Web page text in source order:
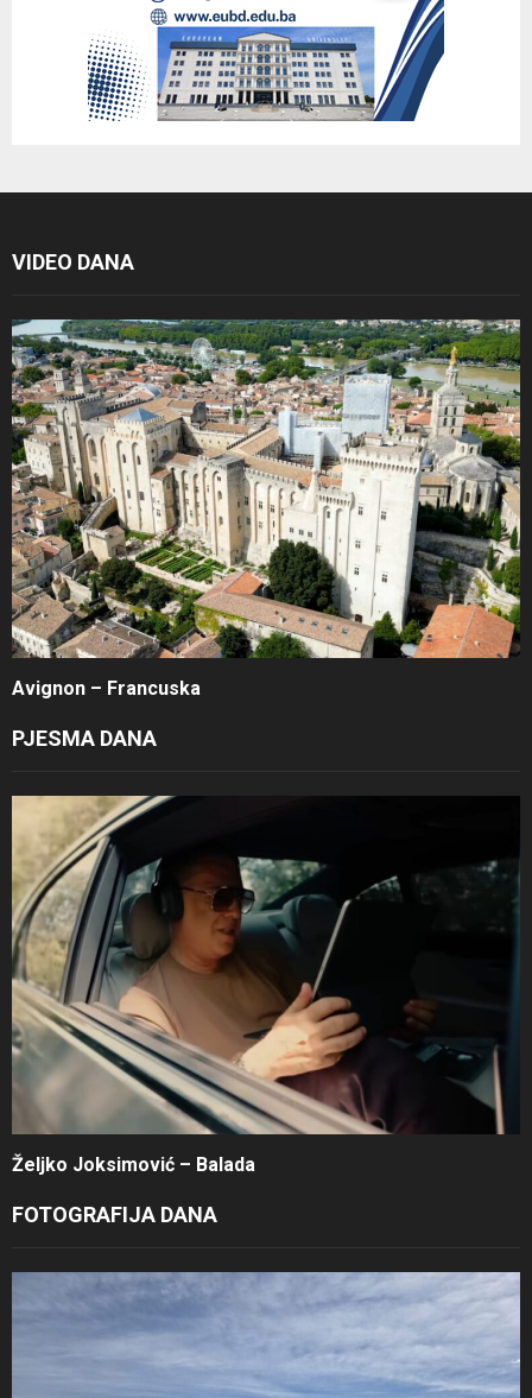
VIDEO DANA
Avignon – Francuska
PJESMA DANA
Željko Joksimović – Balada
FOTOGRAFIJA DANA